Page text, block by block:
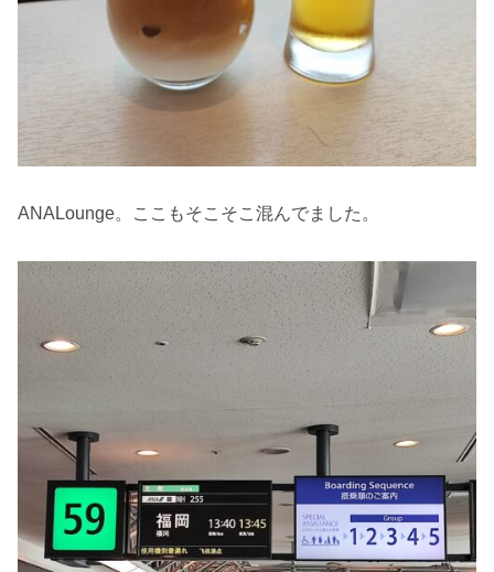
ANALounge。ここもそこそこ混んでました。